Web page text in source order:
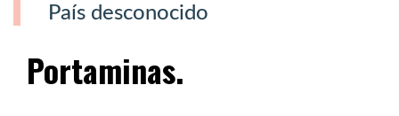
País desconocido
Portaminas.